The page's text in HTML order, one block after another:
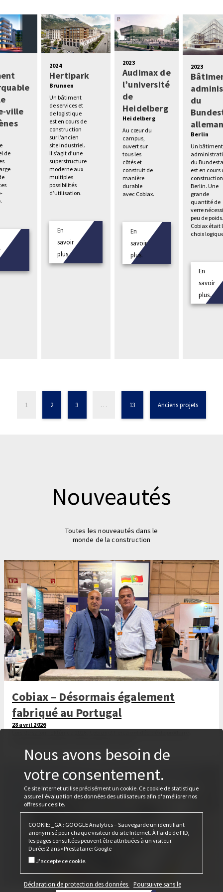
ville
de
2024
Hertipark
Brunnen
Un bâtiment
de services et
de logistique
est en cours de
construction
sur l’ancien
site industriel.
Il s’agit d’une
superstructure
moderne aux
multiples
possibilités
d’utilisation.
En
savoir
plus.
2023
Audimax de
l’université
de
Heidelberg
Heidelberg
Au cœur du
campus,
ouvert sur
tous les
côtés et
construit de
manière
durable
avec Cobiax.
En
savoir
plus.
2023
du
Berlin
Un bâtiment
du
est en cours
Berlin. Une
grande
quantité de
verre
peu de
Cobiax était
choix
En
savoir
plus.
1 2 3 … 13 Anciens projets
Nouveautés
Toutes les nouveautés dans le
monde de la construction
Cobiax – Désormais également
fabriqué au Portugal
28 avril 2026
Nous avons besoin de
votre consentement.
Ce site Internet utilise précisément un cookie. Ce cookie de statistique
assure l'évaluation des données des utilisateurs afin d'améliorer nos
offres sur ce site.
COOKIE: _GA : GOOGLE Analytics – Sauvegarde un identifiant
anonymisé pour chaque visiteur du site Internet. À l'aide de l'ID,
les pages consultées peuvent être attribuées à un visiteur.
Durée: 2 ans • Prestataire: Google
J'accepte ce cookie.
Déclaration de protection des données
Poursuivre sans le